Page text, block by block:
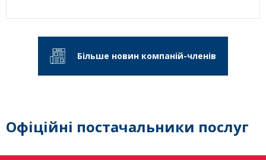
Більше новин компаній-членів
Офіційні постачальники послуг